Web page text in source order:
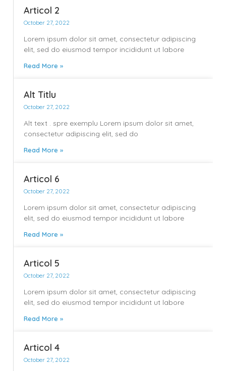
Articol 2
October 27, 2022
Lorem ipsum dolor sit amet, consectetur adipiscing
elit, sed do eiusmod tempor incididunt ut labore
Read More »
Alt Titlu
October 27, 2022
Alt text . spre exemplu Lorem ipsum dolor sit amet,
consectetur adipiscing elit, sed do
Read More »
Articol 6
October 27, 2022
Lorem ipsum dolor sit amet, consectetur adipiscing
elit, sed do eiusmod tempor incididunt ut labore
Read More »
Articol 5
October 27, 2022
Lorem ipsum dolor sit amet, consectetur adipiscing
elit, sed do eiusmod tempor incididunt ut labore
Read More »
Articol 4
October 27, 2022